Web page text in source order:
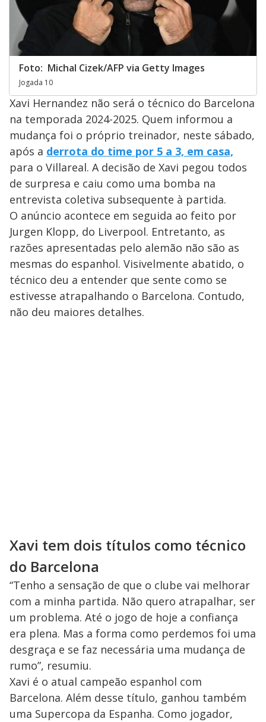
Foto: Michal Cizek/AFP via Getty Images
Jogada 10
Xavi Hernandez não será o técnico do Barcelona
na temporada 2024-2025. Quem informou a
mudança foi o próprio treinador, neste sábado,
após a derrota do time por 5 a 3, em casa,
para o Villareal. A decisão de Xavi pegou todos
de surpresa e caiu como uma bomba na
entrevista coletiva subsequente à partida.
O anúncio acontece em seguida ao feito por
Jurgen Klopp, do Liverpool. Entretanto, as
razões apresentadas pelo alemão não são as
mesmas do espanhol. Visivelmente abatido, o
técnico deu a entender que sente como se
estivesse atrapalhando o Barcelona. Contudo,
não deu maiores detalhes.
Xavi tem dois títulos como técnico
do Barcelona
“Tenho a sensação de que o clube vai melhorar
com a minha partida. Não quero atrapalhar, ser
um problema. Até o jogo de hoje a confiança
era plena. Mas a forma como perdemos foi uma
desgraça e se faz necessária uma mudança de
rumo”, resumiu.
Xavi é o atual campeão espanhol com
Barcelona. Além desse título, ganhou também
uma Supercopa da Espanha. Como jogador,